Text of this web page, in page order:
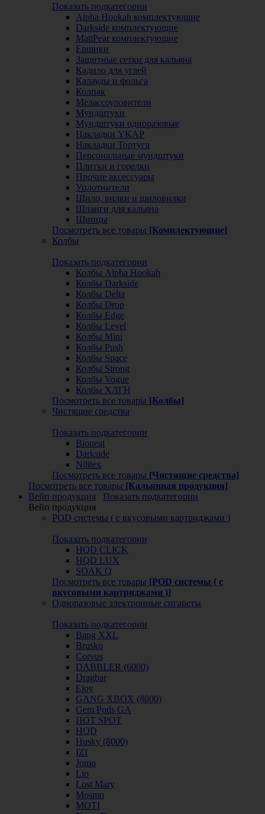
Показать подкатегории
Alpha Hookah комплектующие
Darkside комплектующие
MattPear комплектующие
Ершики
Защитные сетки для кальяна
Кадило для углей
Калауды и фольга
Колпак
Мелассоуловители
Мундштуки
Мундштуки одноразовые
Накладки YKAP
Накладки Тортуга
Персональные мундштуки
Плитки и горелки
Прочие аксессуары
Уплотнители
Шило, вилки и шиловилки
Шланги для кальяна
Щипцы
Посмотреть все товары [Комплектующие]
Колбы
Показать подкатегории
Колбы Alpha Hookah
Колбы Darkside
Колбы Delta
Колбы Drop
Колбы Edge
Колбы Level
Колбы Mini
Колбы Push
Колбы Space
Колбы Strong
Колбы Vogue
Колбы ХЛГН
Посмотреть все товары [Колбы]
Чистящие средства
Показать подкатегории
Bioneat
Darkside
Nilitex
Посмотреть все товары [Чистящие средства]
Посмотреть все товары [Кальянная продукция]
Вейп продукция
Показать подкатегории
Вейп продукция
POD системы ( с вкусовыми картриджами )
Показать подкатегории
HQD CLICK
HQD LUX
SOAK Q
Посмотреть все товары [POD системы ( с
вкусовыми картриджами )]
Одноразовые электронные сигареты
Показать подкатегории
Bang XXL
Brusko
Corvus
DABBLER (6000)
Dragbar
Ejoy
GANG XBOX (8000)
Gem Pods GA
HOT SPOT
HQD
Husky (8000)
IZI
Jomo
Lio
Lost Mary
Mosmo
MOTI